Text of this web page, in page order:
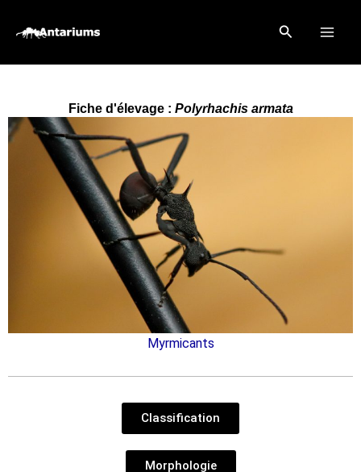
Rechercher
Fiche d'élevage : Polyrhachis armata
Myrmicants
Classification
Morphologie